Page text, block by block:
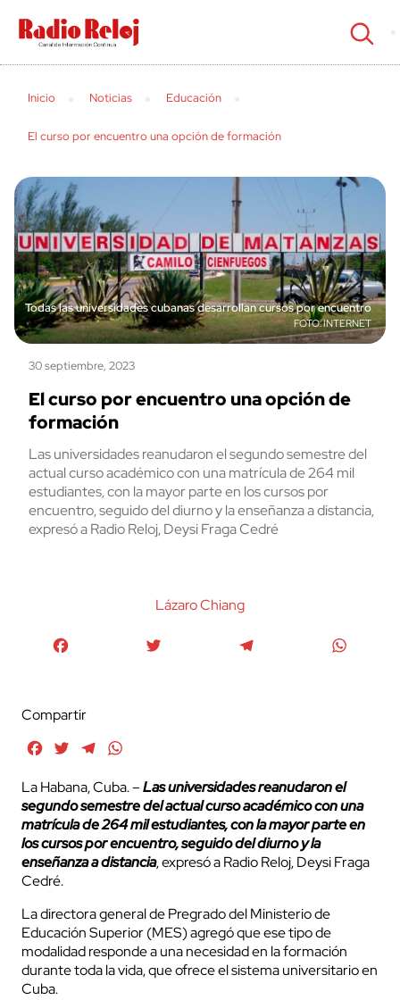
cerrar
Inicio Noticias Educación
El curso por encuentro una opción de formación
Todas las universidades cubanas desarrollan cursos por encuentro
INTERNET
30 septiembre, 2023
El curso por encuentro una opción de
formación
Las universidades reanudaron el segundo semestre del
actual curso académico con una matrícula de 264 mil
estudiantes, con la mayor parte en los cursos por
encuentro, seguido del diurno y la enseñanza a distancia,
expresó a Radio Reloj, Deysi Fraga Cedré
Lázaro Chiang
Compartir
FacebookTwitterTelegram
La Habana, Cuba. –Las universidades reanudaron el
segundo semestre del actual curso académico con una
matrícula de 264 mil estudiantes, con la mayor parte en
los cursos por encuentro, seguido del diurno y la
enseñanza a distancia, expresó a Radio Reloj, Deysi Fraga
Cedré.
La directora general de Pregrado del Ministerio de
Educación Superior (MES) agregó que ese tipo de
modalidad responde a una necesidad en la formación
durante toda la vida, que ofrece el sistema universitario en
Cuba.